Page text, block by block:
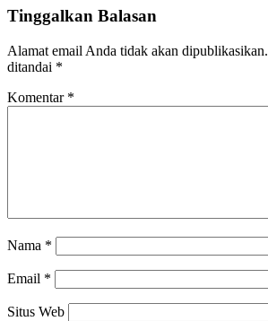
Tinggalkan Balasan
Alamat email Anda tidak akan dipublikasikan.
ditandai *
Komentar *
Nama *
Email *
Situs Web